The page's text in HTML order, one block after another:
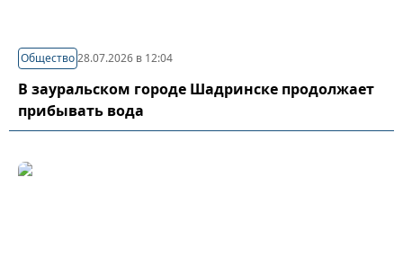
Общество28.07.2026 в 12:04
В зауральском городе Шадринске продолжает
прибывать вода